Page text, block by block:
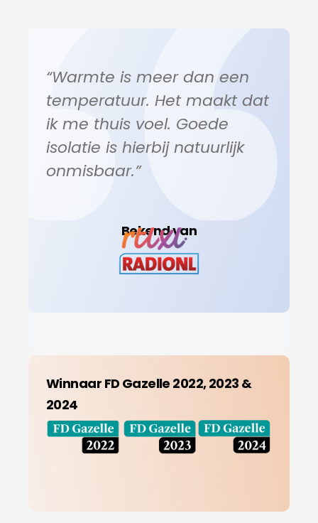
“Warmte is meer dan een
temperatuur. Het maakt dat
ik me thuis voel. Goede
isolatie is hierbij natuurlijk
onmisbaar.”
Bekend van
Winnaar FD Gazelle 2022, 2023 &
2024